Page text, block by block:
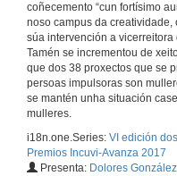
coñecemento “cun fortísimo
noso campus da creatividade,
súa intervención a
Tamén se incrementou de
que dos 38 proxectos que se
persoas impulsoras son
se mantén unha situación
mulleres.
i18n.one.Series: VI edición
Premios Incuvi-Avanza 2017
Presenta: Dolores